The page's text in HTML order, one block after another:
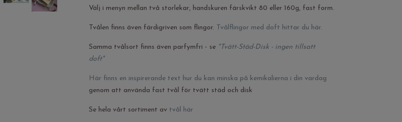
Välj i menyn mellan två storlekar, handskuren färskvikt 80 eller 160g, fast form.
Tvålen finns även färdigriven som flingor. Tvålflingor med doft hittar du här.
Samma tvålsort finns även parfymfri - se "Tvätt-Städ-Disk - ingen tillsatt
doft"
Här finns en inspirerande text hur du kan minska på kemikalierna i din vardag
genom att använda fast tvål för tvätt städ och disk
Se hela vårt sortiment av tvål här